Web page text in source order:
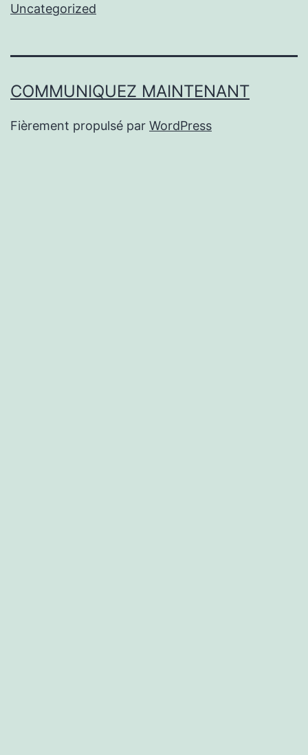
Uncategorized
COMMUNIQUEZ MAINTENANT
Fièrement propulsé par WordPress